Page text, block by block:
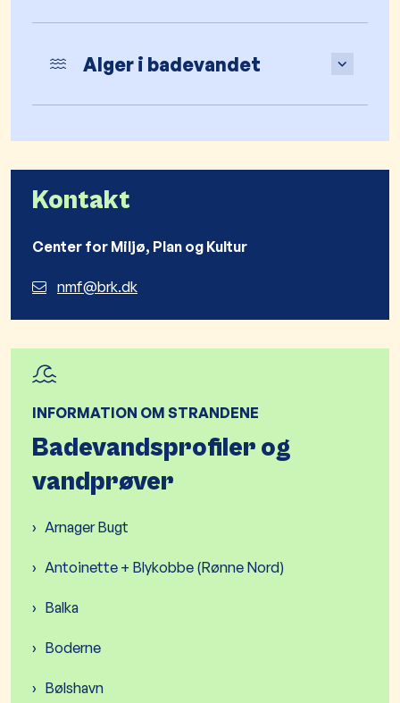
Alger i badevandet
Kontakt
Center for Miljø, Plan og Kultur
nmf@brk.dk
INFORMATION OM STRANDENE
Badevandsprofiler og
vandprøver
Arnager Bugt
Antoinette + Blykobbe (Rønne Nord)
Balka
Boderne
Bølshavn